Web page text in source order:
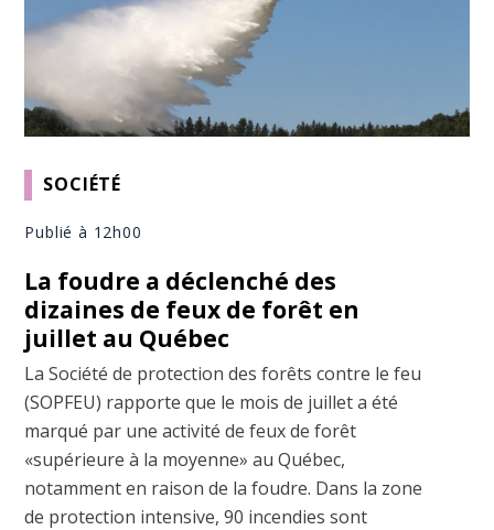
SOCIÉTÉ
Publié à 12h00
La foudre a déclenché des
dizaines de feux de forêt en
juillet au Québec
La Société de protection des forêts contre le feu
(SOPFEU) rapporte que le mois de juillet a été
marqué par une activité de feux de forêt
«supérieure à la moyenne» au Québec,
notamment en raison de la foudre. Dans la zone
de protection intensive, 90 incendies sont